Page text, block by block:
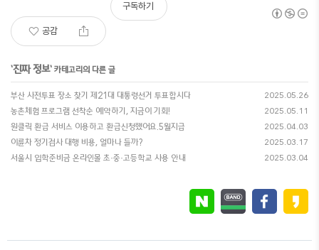
공감
구독하기
'진짜 정보' 카테고리의 다른 글
부산 사전투표 장소 찾기 제21대 대통령선거 투표합시다 2025.05.26
농촌체험 프로그램 선착순 예약하기, 지금이 기회! 2025.05.11
원클릭 환급 서비스 이용하고 환급신청했어요.5월지급 2025.04.03
이륜차 정기검사 대행 비용, 얼마나 들까? 2025.03.17
서울시 입학준비금 온라인몰 초·중·고등학교 사용 안내 2025.03.04